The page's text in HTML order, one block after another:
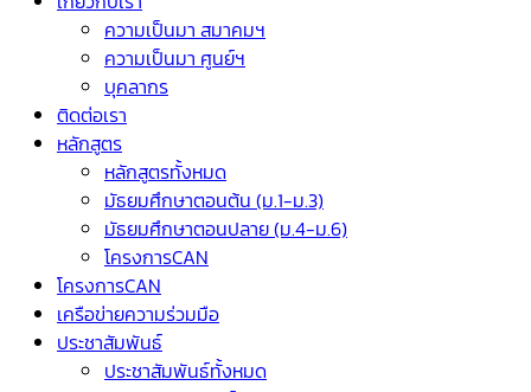
ความเป็นมา สมาคมฯ
ความเป็นมา ศูนย์ฯ
บุคลากร
ติดต่อเรา
หลักสูตร
หลักสูตรทั้งหมด
มัธยมศึกษาตอนต้น (ม.1-ม.3)
มัธยมศึกษาตอนปลาย (ม.4-ม.6)
โครงการCAN
โครงการCAN
เครือข่ายความร่วมมือ
ประชาสัมพันธ์
ประชาสัมพันธ์ทั้งหมด